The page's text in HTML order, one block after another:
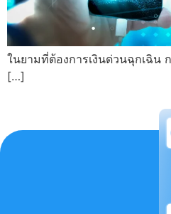
ในยามที่ต้องการเงินด่วนฉุกเฉิน
[…]